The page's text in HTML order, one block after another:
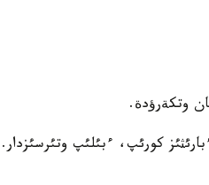
وتكةرؤدة.
كورئپ، ءبئلئپ وتئرسئزدار.